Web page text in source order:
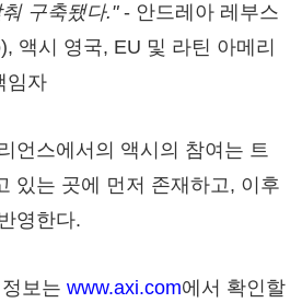
구축됐다." - 안드레아 레부스
액시 영국, EU 및 라틴 아메리
임자
언스에서의 액시의 참여는 트
있는 곳에 먼저 존재하고, 이후
영한다.
보는 www.axi.com에서 확인할